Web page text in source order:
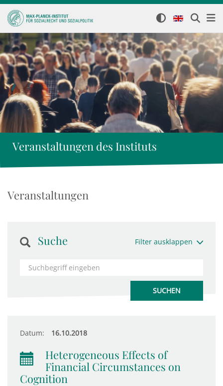
Veranstaltungen des Instituts
Veranstaltungen
Suche Filter ausklappen
Datum: 16.10.2018
Heterogeneous Effects of
Financial Circumstances on
Cognition